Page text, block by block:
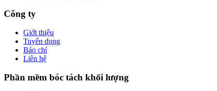
Công ty
Giới thiệu
Tuyển dụng
Báo chí
Liên hệ
Phần mềm bóc tách khối lượng